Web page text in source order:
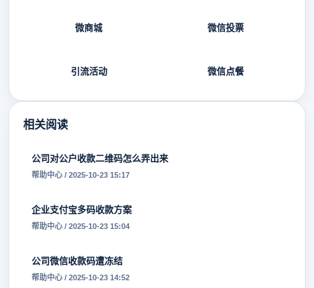
微商城 微信投票
引流活动 微信点餐
相关阅读
公司对公户收款二维码怎么弄出来
帮助中心 / 2025-10-23 15:17
企业支付宝多码收款方案
帮助中心 / 2025-10-23 15:04
公司微信收款码遭冻结
帮助中心 / 2025-10-23 14:52